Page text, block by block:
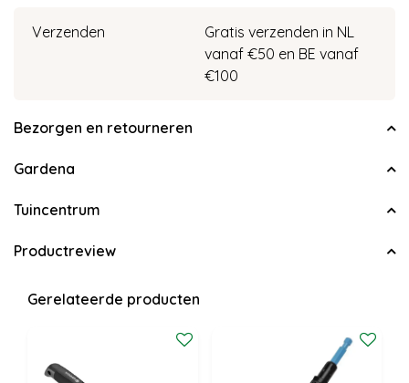
Verzenden
Gratis verzenden in NL
vanaf €50 en BE vanaf
€100
Bezorgen en retourneren
Gardena
Tuincentrum
Productreview
Gerelateerde producten